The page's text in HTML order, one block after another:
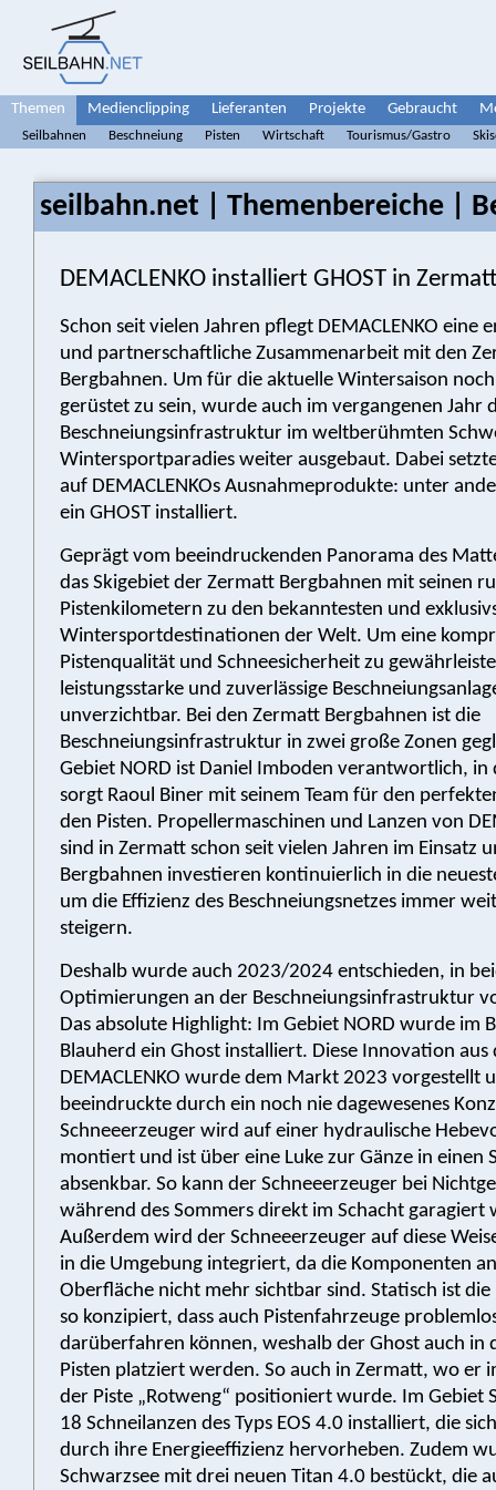
Themen Medienclipping Lieferanten Projekte Gebraucht
Seilbahnen Beschneiung Pisten Wirtschaft Tourismus/Gastro
seilbahn.net | Themenbereiche |
DEMACLENKO installiert GHOST in
Schon seit vielen Jahren pflegt DEMACLENKO eine
und partnerschaftliche Zusammenarbeit mit den
Bergbahnen. Um für die aktuelle Wintersaison
gerüstet zu sein, wurde auch im vergangenen Jahr
Beschneiungsinfrastruktur im weltberühmten
Wintersportparadies weiter ausgebaut. Dabei
auf DEMACLENKOs Ausnahmeprodukte: unter
ein GHOST installiert.
Geprägt vom beeindruckenden Panorama des
das Skigebiet der Zermatt Bergbahnen mit seinen
Pistenkilometern zu den bekanntesten und
Wintersportdestinationen der Welt. Um eine
Pistenqualität und Schneesicherheit zu
leistungsstarke und zuverlässige
unverzichtbar. Bei den Zermatt Bergbahnen ist die
Beschneiungsinfrastruktur in zwei große Zonen
Gebiet NORD ist Daniel Imboden verantwortlich, in
sorgt Raoul Biner mit seinem Team für den
den Pisten. Propellermaschinen und Lanzen von
sind in Zermatt schon seit vielen Jahren im Einsatz
Bergbahnen investieren kontinuierlich in die
um die Effizienz des Beschneiungsnetzes immer
steigern.
Deshalb wurde auch 2023/2024 entschieden, in
Optimierungen an der Beschneiungsinfrastruktur
Das absolute Highlight: Im Gebiet NORD wurde im
Blauherd ein Ghost installiert. Diese Innovation aus
DEMACLENKO wurde dem Markt 2023 vorgestellt
beeindruckte durch ein noch nie dagewesenes
Schneeerzeuger wird auf einer hydraulische
montiert und ist über eine Luke zur Gänze in einen
absenkbar. So kann der Schneeerzeuger bei
während des Sommers direkt im Schacht garagiert
Außerdem wird der Schneeerzeuger auf diese
in die Umgebung integriert, da die Komponenten
Oberfläche nicht mehr sichtbar sind. Statisch ist
so konzipiert, dass auch Pistenfahrzeuge
darüberfahren können, weshalb der Ghost auch in
Pisten platziert werden. So auch in Zermatt, wo er
der Piste „Rotweng“ positioniert wurde. Im Gebiet
18 Schneilanzen des Typs EOS 4.0 installiert, die
durch ihre Energieeffizienz hervorheben. Zudem
Schwarzsee mit drei neuen Titan 4.0 bestückt, die